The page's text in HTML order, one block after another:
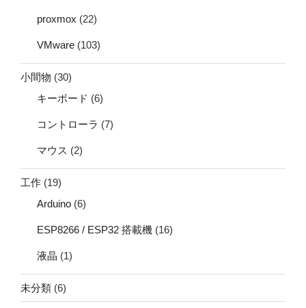
proxmox (22)
VMware (103)
小間物 (30)
キーボード (6)
コントローラ (7)
マウス (2)
工作 (19)
Arduino (6)
ESP8266 / ESP32 搭載機 (16)
液晶 (1)
未分類 (6)